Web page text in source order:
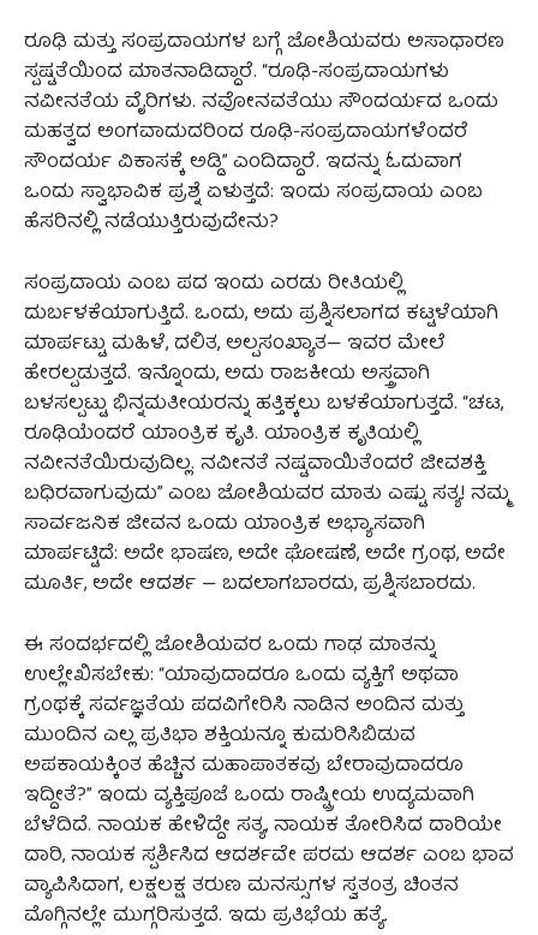
ರೂಢಿ ಮತ್ತು ಸಂಪ್ರದಾಯಗಳ ಬಗ್ಗೆ ಜೋಶಿಯವರು ಅಸಾಧಾರಣ
ಸ್ಪಷ್ಟತೆಯಿಂದ ಮಾತನಾಡಿದ್ದಾರೆ. “ರೂಢಿ-ಸಂಪ್ರದಾಯಗಳು
ನವೀನತೆಯ ವೈರಿಗಳು. ನವೋನವತೆಯು ಸೌಂದರ್ಯದ ಒಂದು
ಮಹತ್ವದ ಅಂಗವಾದುದರಿಂದ ರೂಢಿ-ಸಂಪ್ರದಾಯಗಳೆಂದರೆ
ಸೌಂದರ್ಯ ವಿಕಾಸಕ್ಕೆ ಅಡ್ಡಿ” ಎಂದಿದ್ದಾರೆ. ಇದನ್ನು ಓದುವಾಗ
ಒಂದು ಸ್ವಾಭಾವಿಕ ಪ್ರಶ್ನೆ ಏಳುತ್ತದೆ: ಇಂದು ಸಂಪ್ರದಾಯ ಎಂಬ
ಹೆಸರಿನಲ್ಲಿ ನಡೆಯುತ್ತಿರುವುದೇನು?
ಸಂಪ್ರದಾಯ ಎಂಬ ಪದ ಇಂದು ಎರಡು ರೀತಿಯಲ್ಲಿ
ದುರ್ಬಳಕೆಯಾಗುತ್ತಿದೆ. ಒಂದು, ಅದು ಪ್ರಶ್ನಿಸಲಾಗದ ಕಟ್ಟಳೆಯಾಗಿ
ಮಾರ್ಪಟ್ಟು ಮಹಿಳೆ, ದಲಿತ, ಅಲ್ಪಸಂಖ್ಯಾತ— ಇವರ ಮೇಲೆ
ಹೇರಲ್ಪಡುತ್ತದೆ. ಇನ್ನೊಂದು, ಅದು ರಾಜಕೀಯ ಅಸ್ತ್ರವಾಗಿ
ಬಳಸಲ್ಪಟ್ಟು ಭಿನ್ನಮತೀಯರನ್ನು ಹತ್ತಿಕ್ಕಲು ಬಳಕೆಯಾಗುತ್ತದೆ. “ಚಟ,
ರೂಢಿಯೆಂದರೆ ಯಾಂತ್ರಿಕ ಕೃತಿ. ಯಾಂತ್ರಿಕ ಕೃತಿಯಲ್ಲಿ
ನವೀನತೆಯಿರುವುದಿಲ್ಲ. ನವೀನತೆ ನಷ್ಟವಾಯಿತೆಂದರೆ ಜೀವಶಕ್ತಿ
ಬಧಿರವಾಗುವುದು” ಎಂಬ ಜೋಶಿಯವರ ಮಾತು ಎಷ್ಟು ಸತ್ಯ! ನಮ್ಮ
ಸಾರ್ವಜನಿಕ ಜೀವನ ಒಂದು ಯಾಂತ್ರಿಕ ಅಭ್ಯಾಸವಾಗಿ
ಮಾರ್ಪಟ್ಟಿದೆ: ಅದೇ ಭಾಷಣ, ಅದೇ ಘೋಷಣೆ, ಅದೇ ಗ್ರಂಥ, ಅದೇ
ಮೂರ್ತಿ, ಅದೇ ಆದರ್ಶ — ಬದಲಾಗಬಾರದು, ಪ್ರಶ್ನಿಸಬಾರದು.
ಈ ಸಂದರ್ಭದಲ್ಲಿ ಜೋಶಿಯವರ ಒಂದು ಗಾಢ ಮಾತನ್ನು
ಉಲ್ಲೇಖಿಸಬೇಕು: “ಯಾವುದಾದರೂ ಒಂದು ವ್ಯಕ್ತಿಗೆ ಅಥವಾ
ಗ್ರಂಥಕ್ಕೆ ಸರ್ವಜ್ಞತೆಯ ಪದವಿಗೇರಿಸಿ ನಾಡಿನ ಅಂದಿನ ಮತ್ತು
ಮುಂದಿನ ಎಲ್ಲ ಪ್ರತಿಭಾ ಶಕ್ತಿಯನ್ನೂ ಕುಮರಿಸಿಬಿಡುವ
ಅಪಕಾಯಕ್ಕಿಂತ ಹೆಚ್ಚಿನ ಮಹಾಪಾತಕವು ಬೇರಾವುದಾದರೂ
ಇದ್ದೀತೆ?” ಇಂದು ವ್ಯಕ್ತಿಪೂಜೆ ಒಂದು ರಾಷ್ಟ್ರೀಯ ಉದ್ಯಮವಾಗಿ
ಬೆಳೆದಿದೆ. ನಾಯಕ ಹೇಳಿದ್ದೇ ಸತ್ಯ, ನಾಯಕ ತೋರಿಸಿದ ದಾರಿಯೇ
ದಾರಿ, ನಾಯಕ ಸ್ಪರ್ಶಿಸಿದ ಆದರ್ಶವೇ ಪರಮ ಆದರ್ಶ ಎಂಬ ಭಾವ
ವ್ಯಾಪಿಸಿದಾಗ, ಲಕ್ಷಲಕ್ಷ ತರುಣ ಮನಸ್ಸುಗಳ ಸ್ವತಂತ್ರ ಚಿಂತನ
ಮೊಗ್ಗಿನಲ್ಲೇ ಮುಗ್ಗರಿಸುತ್ತದೆ. ಇದು ಪ್ರತಿಭೆಯ ಹತ್ಯೆ.